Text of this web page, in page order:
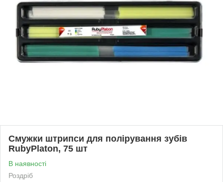
Смужки штрипси для полірування зубів
RubyPlaton, 75 шт
В наявності
Роздріб